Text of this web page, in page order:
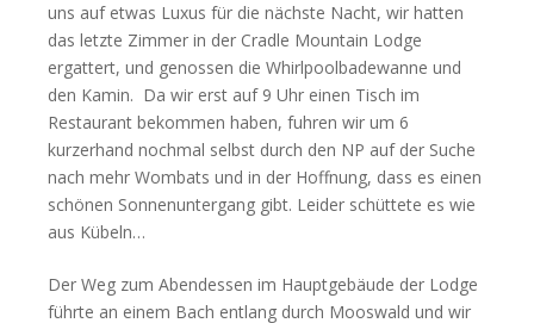
uns auf etwas Luxus für die nächste Nacht, wir hatten
das letzte Zimmer in der Cradle Mountain Lodge
ergattert, und genossen die Whirlpoolbadewanne und
den Kamin. Da wir erst auf 9 Uhr einen Tisch im
Restaurant bekommen haben, fuhren wir um 6
kurzerhand nochmal selbst durch den NP auf der Suche
nach mehr Wombats und in der Hoffnung, dass es einen
schönen Sonnenuntergang gibt. Leider schüttete es wie
aus Kübeln…
Der Weg zum Abendessen im Hauptgebäude der Lodge
führte an einem Bach entlang durch Mooswald und wir